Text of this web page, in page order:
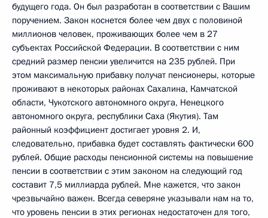
будущего года. Он был разработан в соответствии с Вашим
поручением. Закон коснется более чем двух с половиной
миллионов человек, проживающих более чем в 27
субъектах Российской Федерации. В соответствии с ним
средний размер пенсии увеличится на 235 рублей. При
этом максимальную прибавку получат пенсионеры, которые
проживают в некоторых районах Сахалина, Камчатской
области, Чукотского автономного округа, Ненецкого
автономного округа, республики Саха (Якутия). Там
районный коэффициент достигает уровня 2. И,
следовательно, прибавка будет составлять фактически 600
рублей. Общие расходы пенсионной системы на повышение
пенсии в соответствии с этим законом на следующий год
составит 7,5 миллиарда рублей. Мне кажется, что закон
чрезвычайно важен. Всегда северяне указывали нам на то,
что уровень пенсии в этих регионах недостаточен для того,